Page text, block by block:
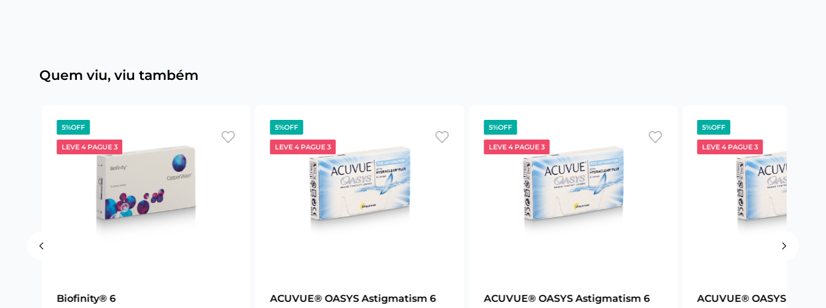
Quem viu, viu também
5%OFF
LEVE 4 PAGUE 3
Biofinity® 6
5%OFF
LEVE 4 PAGUE 3
ACUVUE® OASYS Astigmatism 6
5%OFF
LEVE 4 PAGUE 3
ACUVUE® OASYS Astigmatism 6
5%OFF
LEVE 4 PAGUE 3
ACUVUE® OASYS